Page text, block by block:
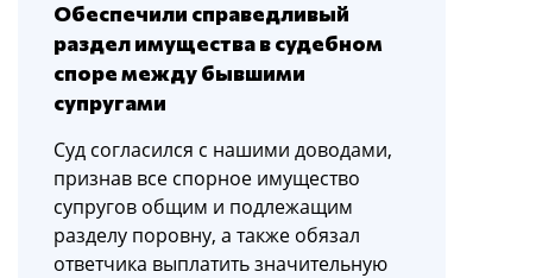
Обеспечили справедливый
раздел имущества в судебном
споре между бывшими
супругами
Суд согласился с нашими доводами,
признав все спорное имущество
супругов общим и подлежащим
разделу поровну, а также обязал
ответчика выплатить значительную